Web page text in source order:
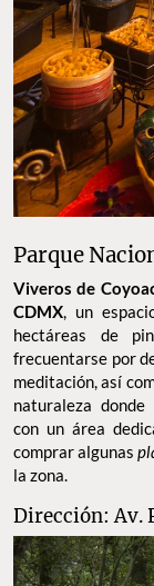
Parque
Viveros de
CDMX, un
hectáreas de
frecuentarse por
meditación, así
naturaleza
con un área
comprar algunas
la zona.
Dirección: Av.